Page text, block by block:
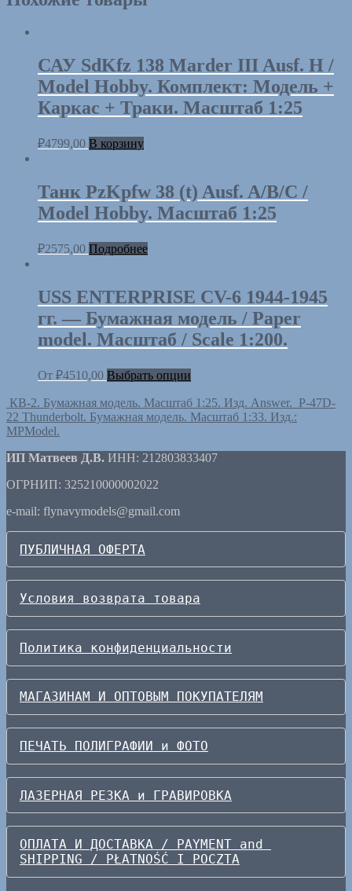
САУ SdKfz 138 Marder III Ausf. H /
Model Hobby. Комплект: Модель +
Каркас + Траки. Масштаб 1:25
₽4799,00 В корзину
Танк PzKpfw 38 (t) Ausf. A/B/C /
Model Hobby. Масштаб 1:25
₽2575,00 Подробнее
USS ENTERPRISE CV-6 1944-1945
гг. — Бумажная модель / Paper
model. Масштаб / Scale 1:200.
От ₽4510,00 Выбрать опции
КВ-2. Бумажная модель. Масштаб 1:25. Изд. Answer. P-47D-
22 Thunderbolt. Бумажная модель. Масштаб 1:33. Изд.:
MPModel.
ИП Матвеев Д.В. ИНН: 212803833407
ОГРНИП: 325210000002022
e-mail: flynavymodels@gmail.com
ПУБЛИЧНАЯ ОФЕРТА
Условия возврата товара
Политика конфиденциальности
МАГАЗИНАМ И ОПТОВЫМ ПОКУПАТЕЛЯМ
ПЕЧАТЬ ПОЛИГРАФИИ и ФОТО
ЛАЗЕРНАЯ РЕЗКА и ГРАВИРОВКА
ОПЛАТА И ДОСТАВКА / PAYMENT and
SHIPPING / PŁATNOŚĆ I POCZTA